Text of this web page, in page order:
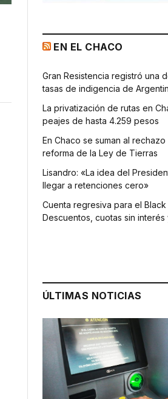
EN EL CHACO
Gran Resistencia registró una
tasas de indigencia de
La privatización de rutas en
peajes de hasta 4.259 pesos
En Chaco se suman al rechazo
reforma de la Ley de Tierras
Lisandro: «La idea del
llegar a retenciones cero»
Cuenta regresiva para el
Descuentos, cuotas sin
ÚLTIMAS NOTICIAS